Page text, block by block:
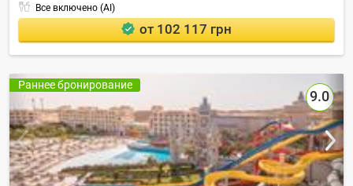
Все включено (AI)
от 102 117 грн
Раннее бронирование
9.0